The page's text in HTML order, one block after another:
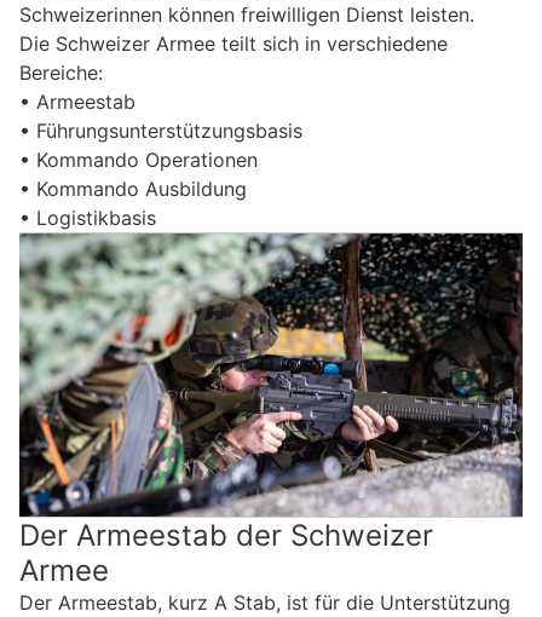
Schweizerinnen können freiwilligen Dienst leisten.
Die Schweizer Armee teilt sich in verschiedene
Bereiche:
• Armeestab
• Führungsunterstützungsbasis
• Kommando Operationen
• Kommando Ausbildung
• Logistikbasis
Der Armeestab der Schweizer
Armee
Der Armeestab, kurz A Stab, ist für die Unterstützung